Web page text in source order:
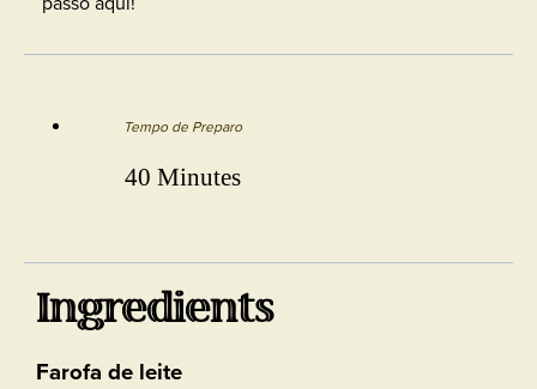
Tempo de Preparo
40 Minutes
Ingredients
Farofa de leite